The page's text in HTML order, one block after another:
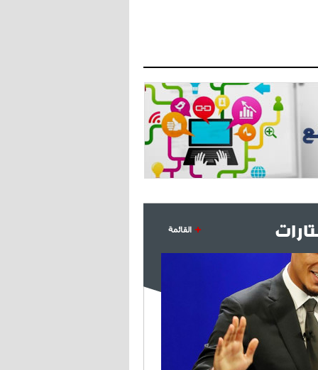
أوهارا: "محرز، فودن ودي بروين..
ثلاثي من نار"
18:30
- 2021/07/25
لوكاتيلي يؤكد نيته في الانتقال إلى
جوفنتوس عبر تويتر!
18:10
- 2021/07/25
القائمة